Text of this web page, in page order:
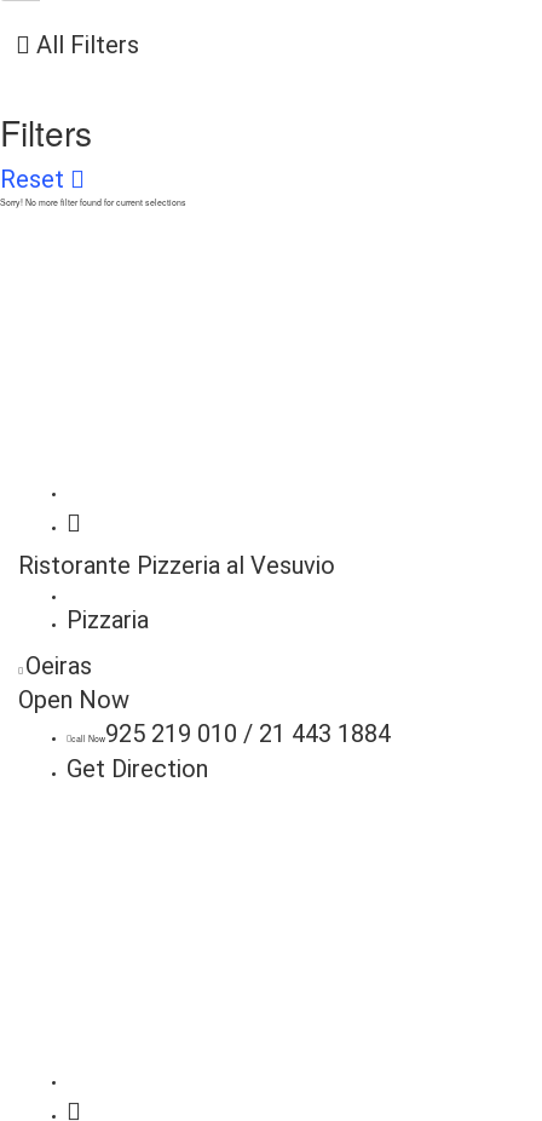
All Filters
Filters
Reset
Sorry! No more filter found for current selections
Ristorante Pizzeria al Vesuvio
Pizzaria
Oeiras
Open Now
call Now925 219 010 / 21 443 1884
Get Direction